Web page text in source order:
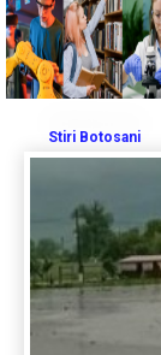
Stiri Botosani